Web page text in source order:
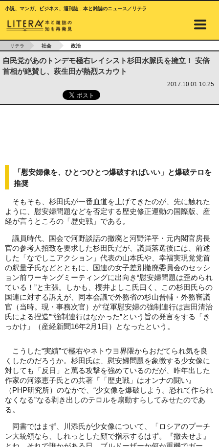
小説、マンガ、ビジネス、週刊誌…本と雑誌のニュース／リテラ
リテラ 社会 政治
自民党があのトンデモ極右レイシスト杉田水脈氏を擁立！ 安倍
首相が絶賛し、萩生田が熱烈スカウト
2017.10.01 10:25
「慰安婦像を、ひとつひとつ爆破すればいい」と爆破テロを
推奨
そもそも、杉田氏が一番血道を上げてきたのが、先に触れた
ように、慰安婦問題などを否定する歴史修正運動の国際版、産
経が言うところの「歴史戦」である。
議員時代、国会で河野談話の撤廃と河野洋平・元内閣官房長
官の参考人招致を要求した杉田氏だが、議員落選後には、前述
した「なでしこアクション」代表の山本氏や、幸福実現党党首
の釈量子氏などとともに、国連の女子差別撤廃委員会のセッシ
ョン前ワーキングミーティングに出向き“慰安婦問題は歪められ
ている！”と主張。しかも、櫻井よしこ氏曰く、この杉田氏らの
国連に対する訴えが、同本会議で外務省の杉山晋輔・外務審議
官（当時。現・事務次官）が“従軍慰安婦の強制連行は吉田清治
氏による捏造”“強制連行はなかった”という旨の発言をする「き
っかけ」（産経新聞16年2月1日）となったという。
こうした“実績”で極右やネトウヨ界隈からおだてられ気を良
くしたのだろうか。杉田氏は、慰安婦問題を象徴する少女像に
対しても「反日」と罵る攻撃を強めているのだが、昨年出した
作家の河添恵子氏との共著『「歴史戦」はオンナの闘い』
（PHP研究所）のなかで、“少女像を爆破しよう。恐れて作られ
なくなる”なる剥き出しのテロルを扇動すらしてみせたのであ
る。
同書ではまず、川添氏が少女像について、「ロシアのプーチ
ン大統領なら、しれっとした顔で指示するはず。『撤去せよ』